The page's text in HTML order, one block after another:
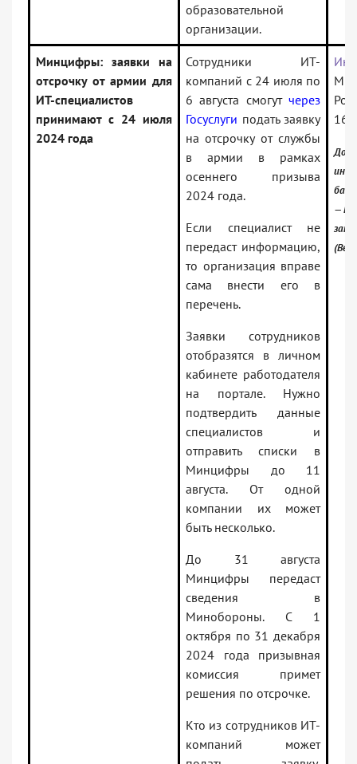
образовательной
организации.
Минцифры: заявки на
отсрочку от армии для
ИТ-специалистов
принимают с 24 июля
2024 года
Сотрудники ИТ-
компаний с 24 июля по
6 августа смогут через
Госуслуги подать заявку
на отсрочку от службы
в армии в рамках
осеннего призыва
2024 года.
Если специалист не
передаст информацию,
то организация вправе
сама внести его в
перечень.
Заявки сотрудников
отобразятся в личном
кабинете работодателя
на портале. Нужно
подтвердить данные
специалистов и
отправить списки в
Минцифры до 11
августа. От одной
компании их может
быть несколько.
До 31 августа
Минцифры передаст
сведения в
Минобороны. С 1
октября по 31 декабря
2024 года призывная
комиссия примет
решения по отсрочке.
Кто из сотрудников ИТ-
компаний может
—